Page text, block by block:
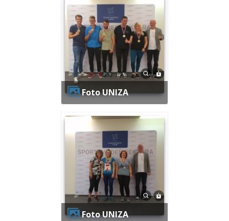
Foto UNIZA
Foto UNIZA